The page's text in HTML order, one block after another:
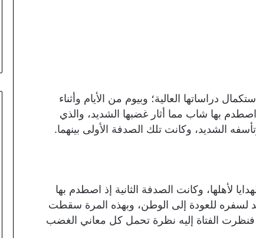
دراساتها العالية؛ وبيوم من الأيام وأثناء
بها شاب مما أثار غضبها الشديد، والذي
الشديد، وكانت تلك الصدفة الأولى بينهما.
لأهلها، وكانت الصدفة الثانية إذ اصطدم بها
لسفره للعودة إلى الوطن، وبهذه المرة سقطت
فنظرت الفتاة إليه نظرة تحمل كل معاني الغضب